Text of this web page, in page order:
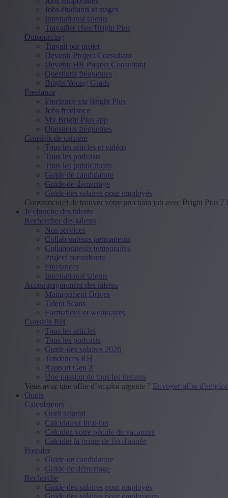
Jobs étudiants et stages
International talents
Travailler chez Bright Plus
Outsourcing
Travail par projet
Devenir Project Consultant
Devenir HR Project Consultant
Questions fréquentes
Bright Young Grads
Freelance
Freelance via Bright Plus
Jobs freelance
My Bright Plus app
Questions fréquentes
Conseils de carrière
Tous les articles et vidéos
Tous les podcasts
Tous les publications
Guide de candidature
Guide de démarrage
Guide des salaires pour employés
Convaincu(e) de trouver votre prochain job avec Bright Plus ?
Je cherche des talents
Rechercher des talents
Nos services
Collaborateurs permanents
Collaborateurs temporaires
Project consultants
Freelances
International talents
Accompagnement des talents
Management Drives
Talent Scans
Formations et webinaires
Conseils RH
Tous les articles
Tous les podcasts
Guide des salaires 2026
Tendances RH
Rapport Gen Z
Une passion de tous les instants
Vous avez une offre d’emploi urgente ? Envoyer offre
Outils
Calculateurs
Outil salarial
Calculateur brut-net
Calculez votre pécule de vacances
Calculer la prime de fin d'année
Postuler
Guide de candidature
Guide de démarrage
Recherche
Guide des salaires pour employés
Guide des salaires pour employeurs